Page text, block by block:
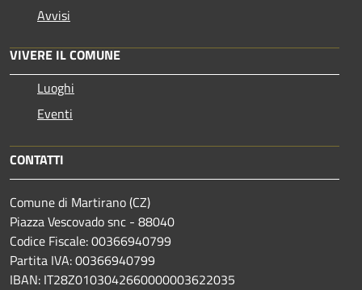
Avvisi
VIVERE IL COMUNE
Luoghi
Eventi
CONTATTI
Comune di Martirano (CZ)
Piazza Vescovado snc - 88040
Codice Fiscale: 00366940799
Partita IVA: 00366940799
IBAN: IT28Z0103042660000003622035